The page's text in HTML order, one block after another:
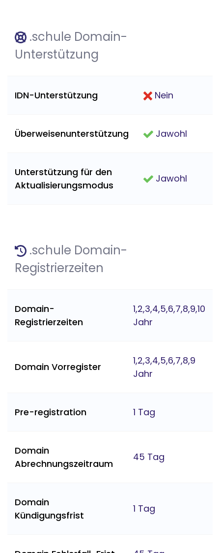
.schule Domain-
Unterstützung
IDN-Unterstützung Nein
Überweisenunterstützung Jawohl
Unterstützung für den
Aktualisierungsmodus
Jawohl
.schule Domain-
Registrierzeiten
Domain-
Registrierzeiten
1,2,3,4,5,6,7,8,9,10
Jahr
Domain Vorregister
1,2,3,4,5,6,7,8,9
Jahr
Pre-registration 1 Tag
Domain
Abrechnungszeitraum
45 Tag
Domain
Kündigungsfrist
1 Tag